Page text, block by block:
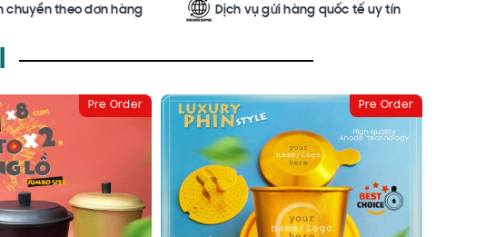
chuyển theo đơn hàng Dịch vụ gửi hàng quốc tế uy tín
Pre Order Pre Order